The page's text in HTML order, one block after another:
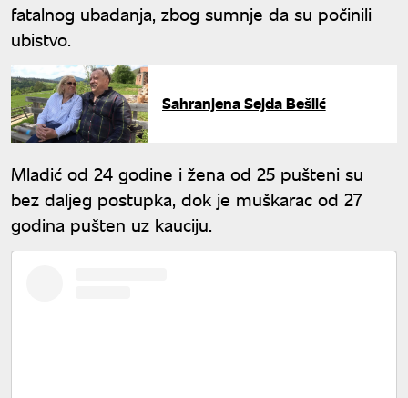
fatalnog ubadanja, zbog sumnje da su počinili
ubistvo.
Sahranjena Sejda Bešlić
Mladić od 24 godine i žena od 25 pušteni su
bez daljeg postupka, dok je muškarac od 27
godina pušten uz kauciju.